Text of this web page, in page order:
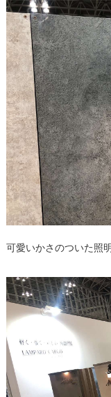
可愛いかさのついた照